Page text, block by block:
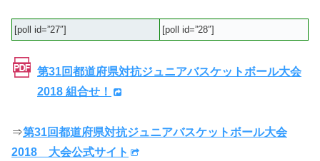
[poll id=”27″] [poll id=”28″]
第31回都道府県対抗ジュニアバスケットボール大会
2018 組合せ！
⇒第31回都道府県対抗ジュニアバスケットボール大会
2018 大会公式サイト